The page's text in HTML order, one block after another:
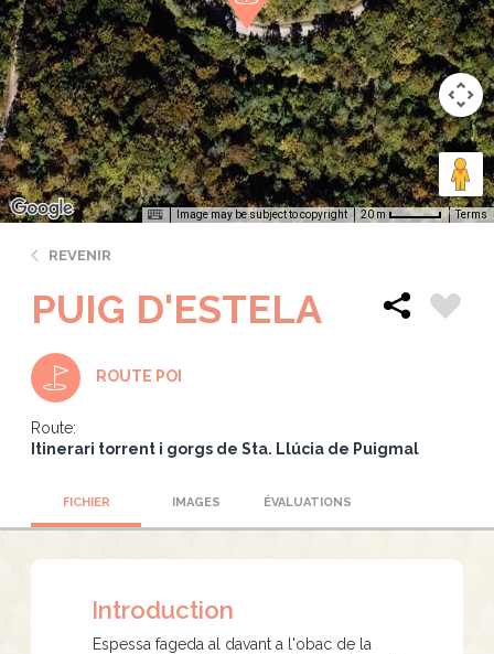
Image may be subject to copyright 20 m Terms
REVENIR
PUIG D'ESTELA
ROUTE POI
Route:
Itinerari torrent i gorgs de Sta. Llúcia de Puigmal
FICHIER IMAGES ÉVALUATIONS
Introduction
Espessa fageda al davant a l'obac de la